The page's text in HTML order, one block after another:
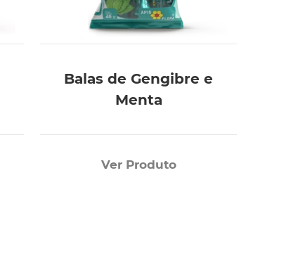
Balas de Gengibre e
Menta
Ver Produto